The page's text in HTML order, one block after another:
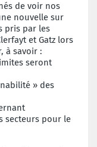
de voir nos
nouvelle sur
pris par les
et Gatz lors
à savoir :
seront
» des
secteurs pour le